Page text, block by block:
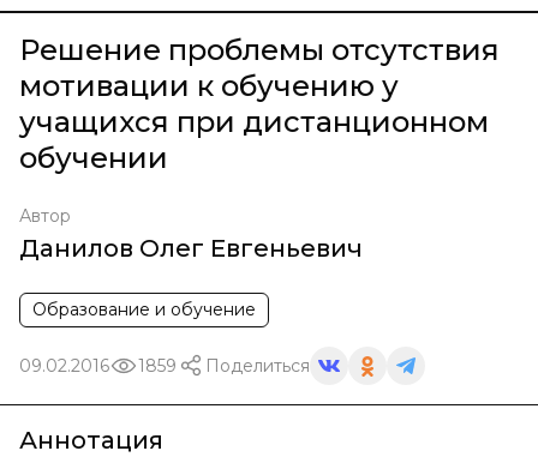
Решение проблемы отсутствия
мотивации к обучению у
учащихся при дистанционном
обучении
Автор
Данилов Олег Евгеньевич
Образование и обучение
09.02.2016 1859 Поделиться
Аннотация